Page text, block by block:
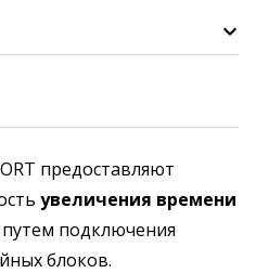
предоставляют
увеличения времени
путем подключения
блоков.